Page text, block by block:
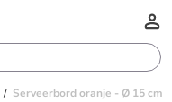
Serveerbord oranje - Ø 15 cm